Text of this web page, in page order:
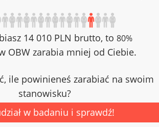
14 010 PLN brutto, to 80%
OBW zarabia mniej od Ciebie.
ile powinieneś zarabiać na swoim
stanowisku?
w badaniu i sprawdź!